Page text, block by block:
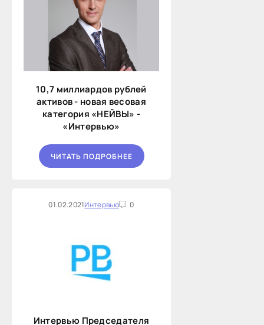
10,7 миллиардов рублей
активов - новая весовая
категория «НЕЙВЫ» -
«Интервью»
ЧИТАТЬ ПОДРОБНЕЕ
01.02.2021Интервью 0
Интервью Председателя